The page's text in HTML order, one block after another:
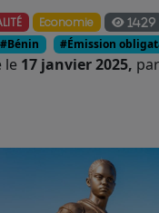
Economie 1429
#Bénin #Émission
le 17 janvier 2025, par